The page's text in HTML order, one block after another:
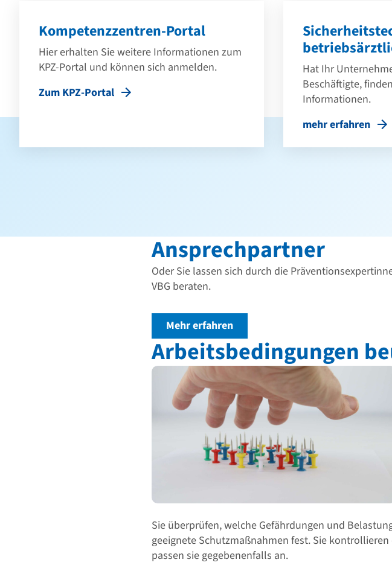
Kompetenzzentren-Portal
Hier erhalten Sie weitere Informationen zum
KPZ-Portal und können sich anmelden.
Zum KPZ-Portal
Hat Ihr
Beschäftigte,
Informationen.
mehr erfahren
Ansprechpartner
Oder Sie lassen sich durch die
VBG beraten.
Mehr erfahren
Arbeitsbedingungen
Sie überprüfen, welche Gefährdungen und
geeignete Schutzmaßnahmen fest. Sie
passen sie gegebenenfalls an.